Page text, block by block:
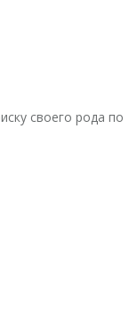
своего рода по